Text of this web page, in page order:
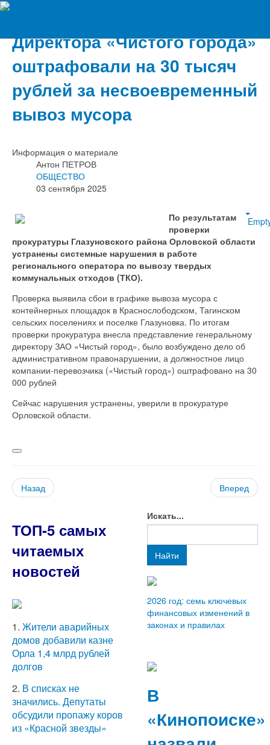
Директора «Чистого города»
оштрафовали на 30 тысяч
рублей за несвоевременный
вывоз мусора
Информация о материале
Антон ПЕТРОВ
ОБЩЕСТВО
03 сентября 2025
По результатам
проверки
прокуратуры Глазуновского района Орловской области
устранены системные нарушения в работе
регионального оператора по вывозу твердых
коммунальных отходов (ТКО).
Проверка выявила сбои в графике вывоза мусора с
контейнерных площадок в Краснослободском, Тагинском
сельских поселениях и поселке Глазуновка. По итогам
проверки прокуратура внесла представление генеральному
директору ЗАО «Чистый город», было возбуждено дело об
административном правонарушении, а должностное лицо
компании-перевозчика («Чистый город») оштрафовано на 30
000 рублей
Сейчас нарушения устранены, уверили в прокуратуре
Орловской области.
Назад Вперед
ТОП-5 самых
читаемых
новостей
1. Жители аварийных
домов добавили казне
Орла 1,4 млрд рублей
долгов
2. В списках не
значились. Депутаты
обсудили пропажу коров
из «Красной звезды»
Искать...
Найти
2026 год: семь ключевых
финансовых изменений в
законах и правилах
В
«Кинопоиске»